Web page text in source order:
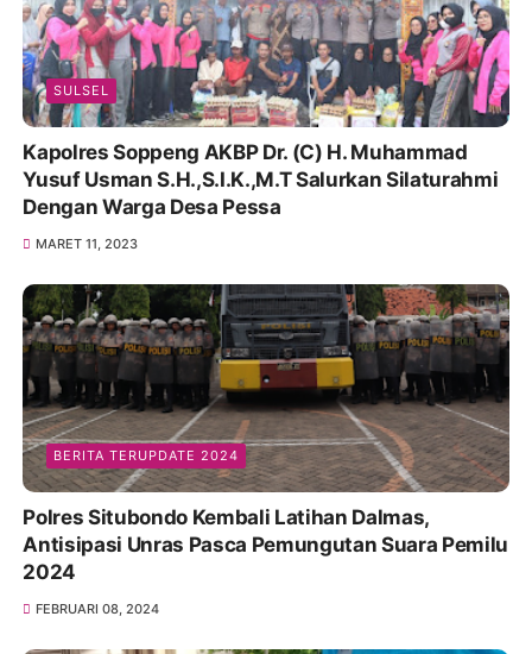
SULSEL
Kapolres Soppeng AKBP Dr. (C) H. Muhammad
Yusuf Usman S.H.,S.I.K.,M.T Salurkan Silaturahmi
Dengan Warga Desa Pessa
MARET 11, 2023
BERITA TERUPDATE 2024
Polres Situbondo Kembali Latihan Dalmas,
Antisipasi Unras Pasca Pemungutan Suara Pemilu
2024
FEBRUARI 08, 2024